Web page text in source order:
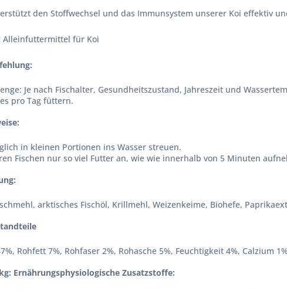
den Stoffwechsel und das Immunsystem unserer Koi effektiv
Alleinfuttermittel für Koi
Je nach Fischalter, Gesundheitszustand, Jahreszeit und
pro Tag füttern.
in kleinen Portionen ins Wasser streuen.
Fischen nur so viel Futter an, wie wie innerhalb von 5 Minuten
arktisches Fischöl, Krillmehl, Weizenkeime, Biohefe,
Rohfett 7%, Rohfaser 2%, Rohasche 5%, Feuchtigkeit 4%, Calzium
Ernährungsphysiologische Zusatzstoffe: